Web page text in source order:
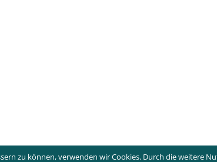
zu können, verwenden wir Cookies. Durch die weitere